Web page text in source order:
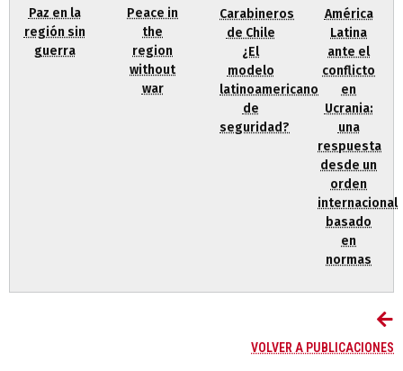
Paz en la
región sin
guerra
Peace in
the
region
without
war
Carabineros
de Chile
¿El
modelo
latinoamericano
de
seguridad?
América
Latina
ante el
conflicto
en
Ucrania:
una
respuesta
desde un
orden
internacional
basado
en
normas
VOLVER A PUBLICACIONES